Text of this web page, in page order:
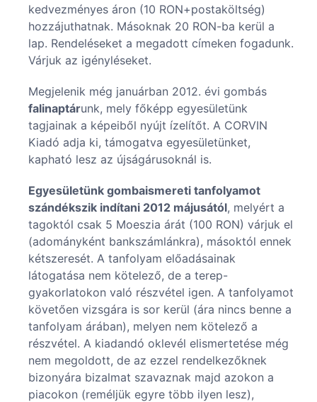
kedvezményes áron (10 RON+postaköltség)
hozzájuthatnak. Másoknak 20 RON-ba kerül a
lap. Rendeléseket a megadott címeken fogadunk.
Várjuk az igényléseket.
Megjelenik még januárban 2012. évi gombás
falinaptárunk, mely főképp egyesületünk
tagjainak a képeiből nyújt ízelítőt. A CORVIN
Kiadó adja ki, támogatva egyesületünket,
kapható lesz az újságárusoknál is.
Egyesületünk gombaismereti tanfolyamot
szándékszik indítani 2012 májusától, melyért a
tagoktól csak 5 Moeszia árát (100 RON) várjuk el
(adományként bankszámlánkra), másoktól ennek
kétszeresét. A tanfolyam előadásainak
látogatása nem kötelező, de a terep-
gyakorlatokon való részvétel igen. A tanfolyamot
követően vizsgára is sor kerül (ára nincs benne a
tanfolyam árában), melyen nem kötelező a
részvétel. A kiadandó oklevél elismertetése még
nem megoldott, de az ezzel rendelkezőknek
bizonyára bizalmat szavaznak majd azokon a
piacokon (reméljük egyre több ilyen lesz),